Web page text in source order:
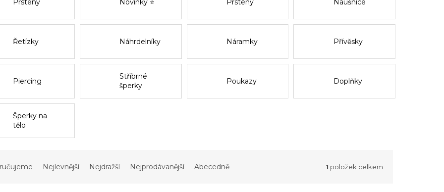
Řetízky Náhrdelníky Náramky Přívěsky
Piercing
Stříbrné
šperky
Poukazy Doplňky
Šperky na
tělo
Nejlevnější Nejdražší Nejprodávanější Abecedně 1 položek celkem